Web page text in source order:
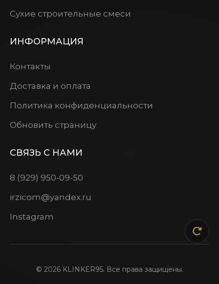
Сухие строительные смеси
ИНФОРМАЦИЯ
Контакты
Доставка и оплата
Политика конфиденциальности
Обновить страницу
СВЯЗЬ С НАМИ
8 (929) 950-09-50
irzicom@yandex.ru
Instagram
© 2026 KLINKER95. Все права защищены.